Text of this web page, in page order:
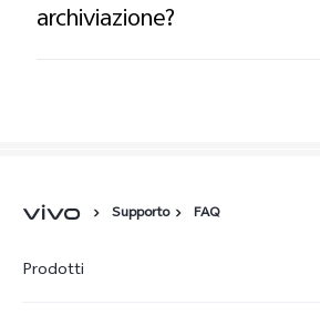
archiviazione?
Supporto FAQ
Prodotti